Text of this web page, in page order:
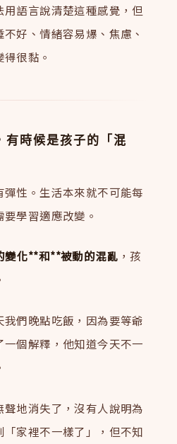
語言說清楚這種感覺，但
好、情緒容易爆、焦慮、
很黏。
有時候是孩子的「混
性。生活本來就不可能每
學習適應改變。
變化**和**被動的混亂 ，孩
們晚點吃飯，因為要等爺
個解釋，他知道今天不一
地消失了，沒有人說明為
家裡不一樣了」，但不知